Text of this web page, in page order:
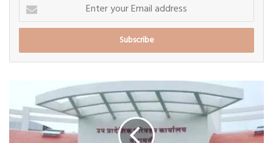
Enter
your
Email
उच्च
सुरक्षा